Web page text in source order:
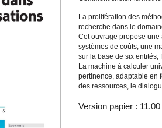
La prolifération des
recherche dans le
Cet ouvrage propose
systèmes de coûts, une
sur la base de six entités,
La machine à calculer
pertinence, adaptable en
des ressources, le
Version papier : 11.00